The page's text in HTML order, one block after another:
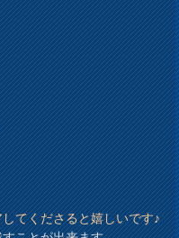
てくださると嬉しいです♪